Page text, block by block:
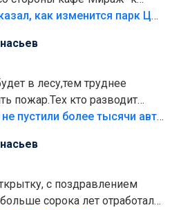
то бордюры
еще,видимо,часть
Глава Тольятти рассказал, как изменится парк Центрального района
в лесу,тем труднее
пожар.Тех кто разводит
штрафовать.Камер полно
В тольяттинский лес не пустили более тысячи автомобилей
с поздравлением
сорока лет отработали